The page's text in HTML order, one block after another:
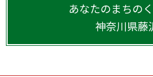
あなたのまちの
神奈川県藤